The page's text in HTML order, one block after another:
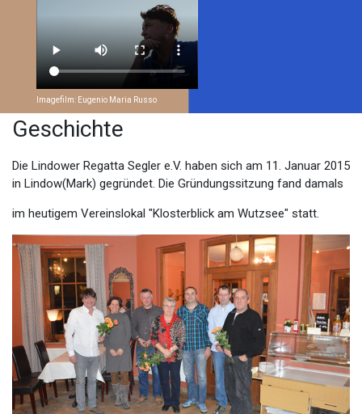
Imagefilm: Eugenio Maria Russo
Geschichte
Die Lindower Regatta Segler e.V. haben sich am 11. Januar 2015
in Lindow(Mark) gegründet. Die Gründungssitzung fand damals
im heutigem Vereinslokal "Klosterblick am Wutzsee" statt.